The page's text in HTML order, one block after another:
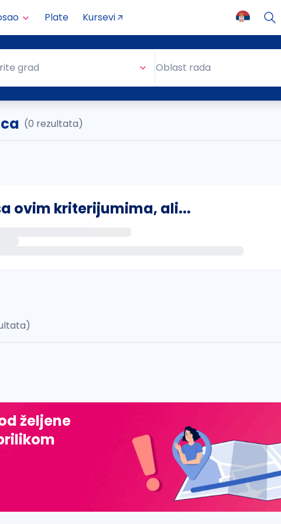
Plate Kursevi
grad Oblast rada
(0 rezultata)
ovim kriterijumima, ali...
đ, ž, dž)
željene